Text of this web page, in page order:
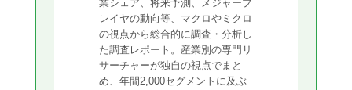
業シェア、将来予測、メジャープ
レイヤの動向等、マクロやミクロ
の視点から総合的に調査・分析し
た調査レポート。産業別の専門リ
サーチャーが独自の視点でまと
め、年間2,000セグメントに及ぶ